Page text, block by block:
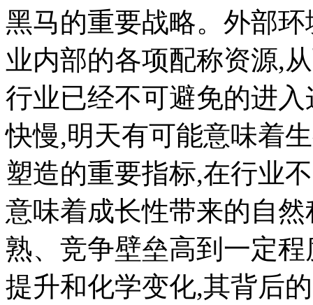
黑马的重要战略。外部
业内部的各项配称资源,
行业已经不可避免的进
快慢,明天有可能意味着
塑造的重要指标,在行业
意味着成长性带来的自
熟、竞争壁垒高到一定
提升和化学变化,其背后